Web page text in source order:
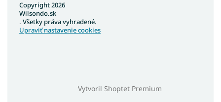
Vytvoril Shoptet Premium
Copyright 2026
Wilsondo.sk
. Všetky práva vyhradené.
Upraviť nastavenie cookies